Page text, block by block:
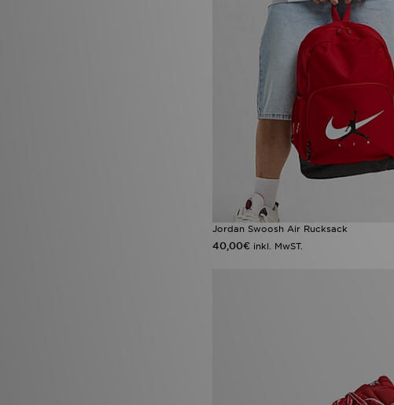
Jordan Swoosh Air Rucksack
40,00€ inkl. MwST.